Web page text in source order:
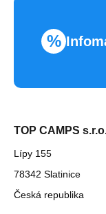
%
TOP CAMPS
Lípy 155
78342 Slatinice
Česká republika